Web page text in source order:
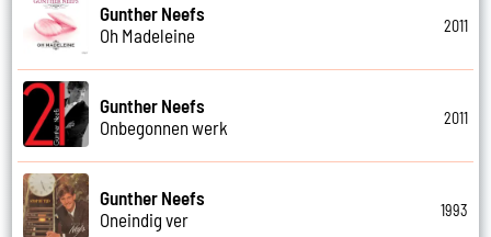
Gunther Neefs
Oh Madeleine
2011
Gunther Neefs
Onbegonnen werk
2011
Gunther Neefs
Oneindig ver
1993